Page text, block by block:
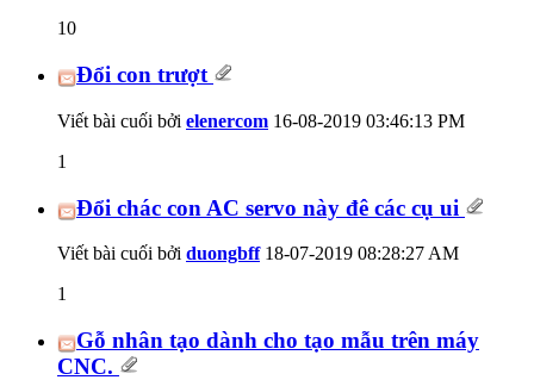
10
Đổi con trượt
Viết bài cuối bởi elenercom 16-08-2019 03:46:13 PM
1
Đổi chác con AC servo này đê các cụ ui
Viết bài cuối bởi duongbff18-07-2019 08:28:27 AM
1
Gỗ nhân tạo dành cho tạo mẫu trên máy
CNC.